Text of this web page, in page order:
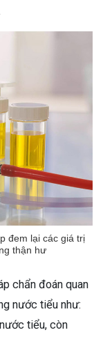
đem lại các giá trị
thận hư
chẩn đoán quan
nước tiểu như:
tiểu, còn